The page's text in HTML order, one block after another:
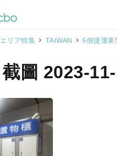
エリア特集 > TAIWAN > 5個捷運東
截圖 2023-